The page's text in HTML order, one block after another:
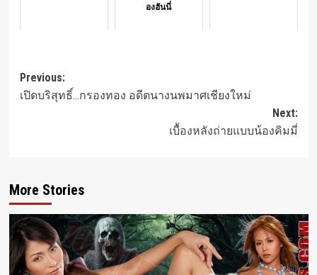
องฮันนี่
Post
navigation
Previous:
เปิดบริสุทธิ์…กรองทอง อดีตนางนพมาศเชียงใหม่
Next:
เบื้องหลังถ่ายแบบน้องคิมมี่
More Stories